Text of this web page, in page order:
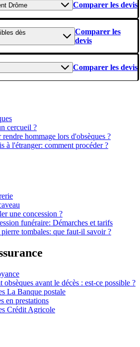
Drôme Comparer les devis
dès
Comparer les
devis
Comparer les devis
cercueil ?
hommage lors d'obsèques ?
à l'étranger: comment procéder ?
une concession ?
funéraire: Démarches et tarifs
tombales: que faut-il savoir ?
obsèques avant le décès : est-ce possible ?
La Banque postale
en prestations
Crédit Agricole